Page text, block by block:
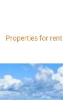
Properties for rent